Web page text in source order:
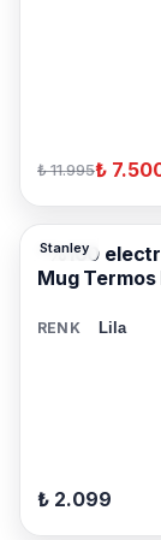
₺ 11.995₺
Stanley
"%100
Mug
RENK
₺ 2.099